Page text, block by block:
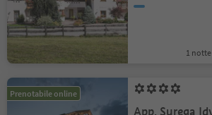
1
Prenotabile online
App. Surega